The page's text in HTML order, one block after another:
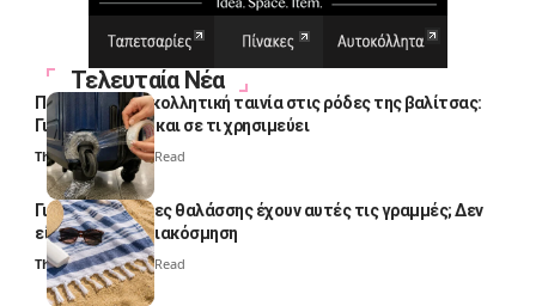
Τελευταία Νέα
Πολλοί βάζουν κολλητική ταινία στις ρόδες της βαλίτσας:
Γιατί το κάνουν και σε τι χρησιμεύει
Thali Ombre 4 Min Read
Γιατί οι πετσέτες θαλάσσης έχουν αυτές τις γραμμές; Δεν
είναι μόνο για διακόσμηση
Thali Ombre5 Min Read